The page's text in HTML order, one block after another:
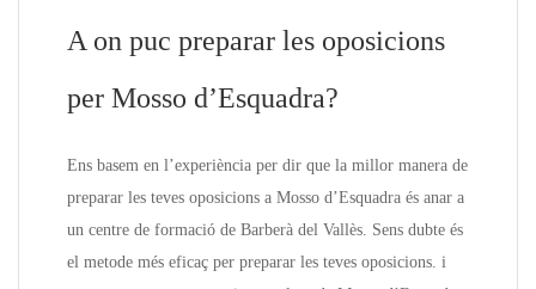
A on puc preparar les oposicions
per Mosso d’Esquadra?
Ens basem en l’experiència per dir que la millor manera de
preparar les teves oposicions a Mosso d’Esquadra és anar a
un centre de formació de Barberà del Vallès. Sens dubte és
el metode més eficaç per preparar les teves oposicions. i